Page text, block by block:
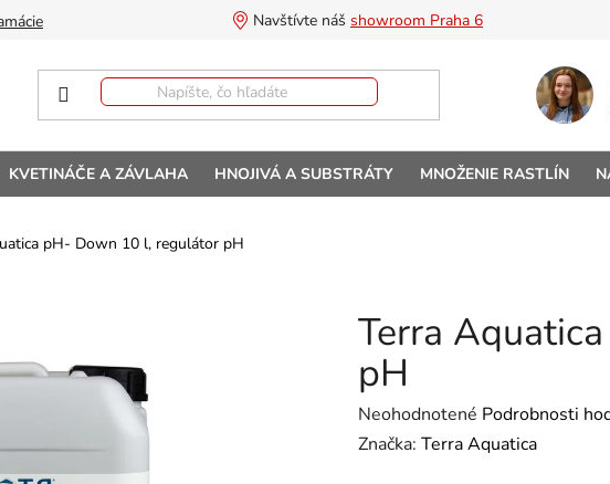
Navštívte náš showroom Praha 6
KVETINÁČE A ZÁVLAHA HNOJIVÁ A SUBSTRÁTY MNOŽENIE RASTLÍN
pH- Down 10 l, regulátor pH
Terra
pH
Priemerné hodnotenie
Neohodnotené Podrobnosti
Značka: Terra Aquatica